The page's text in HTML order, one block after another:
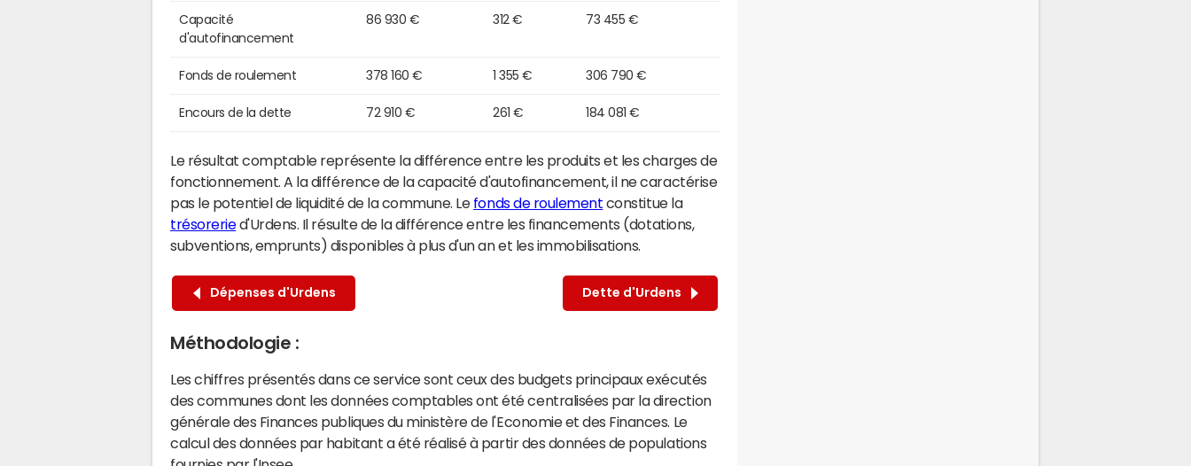
Capacité
d'autofinancement
86 930 € 312 € 73 455 €
Fonds de roulement 378 160 € 1 355 € 306 790 €
Encours de la dette 72 910 € 261 € 184 081 €
Le résultat comptable représente la différence entre les produits et les charges de
fonctionnement. A la différence de la capacité d'autofinancement, il ne caractérise
pas le potentiel de liquidité de la commune. Le fonds de roulement constitue la
trésoreried'Urdens. Il résulte de la différence entre les financements (dotations,
subventions, emprunts) disponibles à plus d'un an et les immobilisations.
Dépenses d'Urdens Dette d'Urdens
Méthodologie :
Les chiffres présentés dans ce service sont ceux des budgets principaux exécutés
des communes dont les données comptables ont été centralisées par la direction
générale des Finances publiques du ministère de l'Economie et des Finances. Le
calcul des données par habitant a été réalisé à partir des données de populations